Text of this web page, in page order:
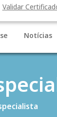
Validar
Notícias